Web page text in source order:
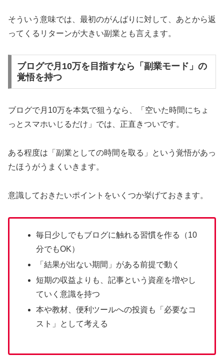
そういう意味では、最初のがんばりに対して、あとから返
ってくるリターンが大きい副業とも言えます。
ブログで月10万を目指すなら「副業モード」の
覚悟を持つ
ブログで月10万を本気で狙うなら、「空いた時間にちょ
っとスマホいじるだけ」では、正直きついです。
ある程度は「副業としての時間を取る」という覚悟があっ
たほうがうまくいきます。
意識しておきたいポイントをいくつか挙げておきます。
毎日少しでもブログに触れる習慣を作る（10
分でもOK）
「結果が出ない期間」がある前提で動く
短期の収益よりも、記事という資産を増やし
ていく意識を持つ
本や教材、便利ツールへの投資も「必要なコ
スト」として考える